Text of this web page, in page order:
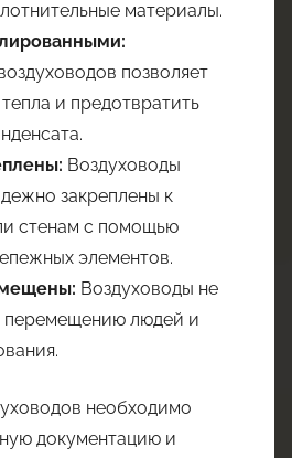
материалы.
позволяет
и предотвратить
Воздуховоды
закреплены к
стенам с помощью
элементов.
Воздуховоды не
людей и
необходимо
документацию и